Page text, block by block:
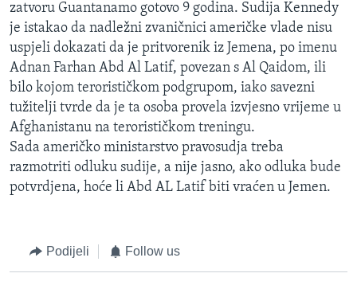
Jezici
zatvoru Guantanamo gotovo 9 godina. Sudija Kennedy
je istakao da nadležni zvaničnici američke vlade nisu
uspjeli dokazati da je pritvorenik iz Jemena, po imenu
Adnan Farhan Abd Al Latif, povezan s Al Qaidom, ili
bilo kojom terorističkom podgrupom, iako savezni
tužitelji tvrde da je ta osoba provela izvjesno vrijeme u
Afghanistanu na terorističkom treningu.
Sada američko ministarstvo pravosudja treba
razmotriti odluku sudije, a nije jasno, ako odluka bude
potvrdjena, hoće li Abd AL Latif biti vraćen u Jemen.
Podijeli Follow us